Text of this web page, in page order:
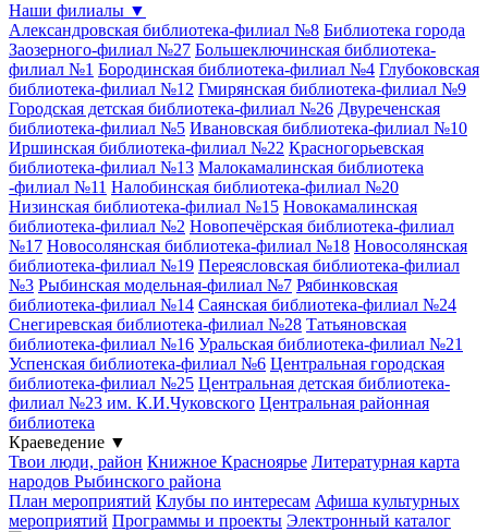
Наши филиалы ▼
Александровская библиотека-филиал №8 Библиотека города
Заозерного-филиал №27 Большеключинская библиотека-
филиал №1 Бородинская библиотека-филиал №4 Глубоковская
библиотека-филиал №12 Гмирянская библиотека-филиал №9
Городская детская библиотека-филиал №26 Двуреченская
библиотека-филиал №5 Ивановская библиотека-филиал №10
Иршинская библиотека-филиал №22 Красногорьевская
библиотека-филиал №13 Малокамалинская библиотека
-филиал №11 Налобинская библиотека-филиал №20
Низинская библиотека-филиал №15 Новокамалинская
библиотека-филиал №2 Новопечёрская библиотека-филиал
№17 Новосолянская библиотека-филиал №18 Новосолянская
библиотека-филиал №19 Переясловская библиотека-филиал
№3 Рыбинская модельная-филиал №7 Рябинковская
библиотека-филиал №14 Саянская библиотека-филиал №24
Снегиревская библиотека-филиал №28 Татьяновская
библиотека-филиал №16 Уральская библиотека-филиал №21
Успенская библиотека-филиал №6 Центральная городская
библиотека-филиал №25 Центральная детская библиотека-
филиал №23 им. К.И.Чуковского Центральная районная
библиотека
Краеведение ▼
Твои люди, район Книжное Красноярье Литературная карта
народов Рыбинского района
План мероприятий Клубы по интересам Афиша культурных
мероприятий Программы и проекты Электронный каталог